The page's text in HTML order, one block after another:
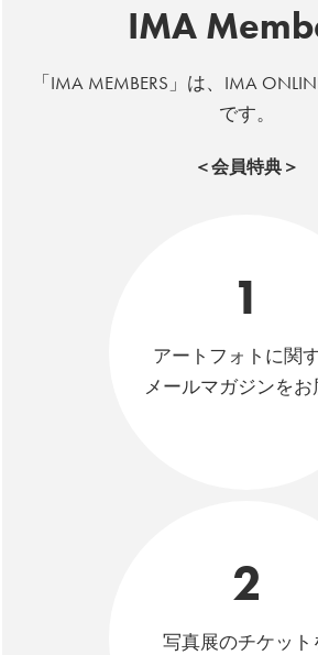
IMA
「IMA MEMBERS」は、IMA
です。
＜会員特典＞
1
アートフォトに関
メールマガジンをお
2
写真展のチケット